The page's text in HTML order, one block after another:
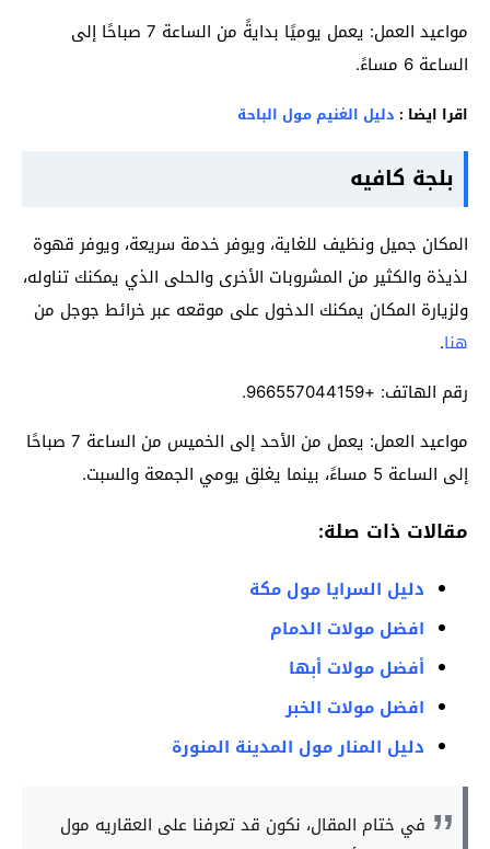
مواعيد العمل: يعمل يوميًا بدايةً من الساعة 7 صباحًا إلى
الساعة 6 مساءً.
اقرا ايضا : دليل الغنيم مول الباحة
بلجة كافيه
المكان جميل ونظيف للغاية، ويوفر خدمة سريعة، ويوفر قهوة
لذيذة والكثير من المشروبات الأخرى والحلى الذي يمكنك تناوله،
ولزيارة المكان يمكنك الدخول على موقعه عبر خرائط جوجل من
هنا.
رقم الهاتف: +966557044159.
مواعيد العمل: يعمل من الأحد إلى الخميس من الساعة 7 صباحًا
إلى الساعة 5 مساءً، بينما يغلق يومي الجمعة والسبت.
مقالات ذات صلة:
دليل السرايا مول مكة
افضل مولات الدمام
أفضل مولات أبها
افضل مولات الخبر
دليل المنار مول المدينة المنورة
في ختام المقال، نكون قد تعرفنا على العقاريه مول